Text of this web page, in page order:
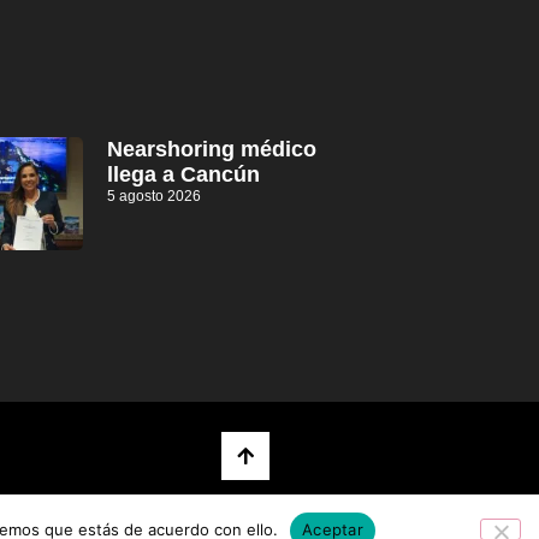
Nearshoring médico
llega a Cancún
5 agosto 2026
que estás de acuerdo con ello. Aceptar